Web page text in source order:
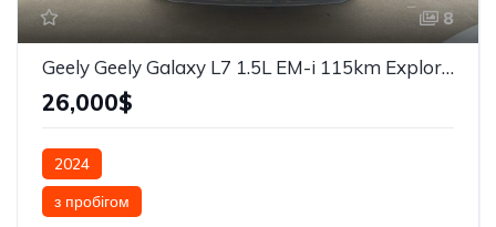
8
Geely Geely Galaxy L7 1.5L EM-i 115km Explore+
26,000$
2024
з пробігом